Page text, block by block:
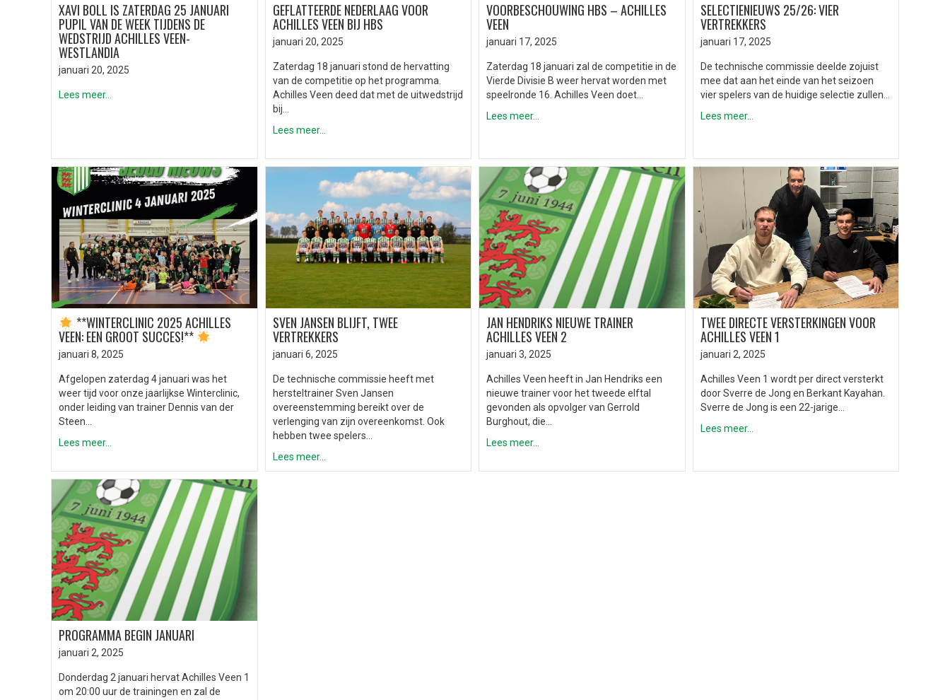
XAVI BOLL IS ZATERDAG 25 JANUARI
PUPIL VAN DE WEEK TIJDENS DE
WEDSTRIJD ACHILLES VEEN-
WESTLANDIA
januari 20, 2025
Lees meer...
GEFLATTEERDE NEDERLAAG VOOR
ACHILLES VEEN BIJ HBS
januari 20, 2025
Zaterdag 18 januari stond de hervatting
van de competitie op het programma.
Achilles Veen deed dat met de uitwedstrijd
bij…
Lees meer...
VOORBESCHOUWING HBS – ACHILLES
VEEN
januari 17, 2025
Zaterdag 18 januari zal de competitie in de
Vierde Divisie B weer hervat worden met
speelronde 16. Achilles Veen doet…
Lees meer...
SELECTIENIEUWS 25/26: VIER
VERTREKKERS
januari 17, 2025
De technische commissie deelde zojuist
mee dat aan het einde van het seizoen
vier spelers van de huidige selectie zullen…
Lees meer...
**WINTERCLINIC 2025 ACHILLES
VEEN: EEN GROOT SUCCES!**
januari 8, 2025
Afgelopen zaterdag 4 januari was het
weer tijd voor onze jaarlijkse Winterclinic,
onder leiding van trainer Dennis van der
Steen…
Lees meer...
SVEN JANSEN BLIJFT, TWEE
VERTREKKERS
januari 6, 2025
De technische commissie heeft met
hersteltrainer Sven Jansen
overeenstemming bereikt over de
verlenging van zijn overeenkomst. Ook
hebben twee spelers…
Lees meer...
JAN HENDRIKS NIEUWE TRAINER
ACHILLES VEEN 2
januari 3, 2025
Achilles Veen heeft in Jan Hendriks een
nieuwe trainer voor het tweede elftal
gevonden als opvolger van Gerrold
Burghout, die…
Lees meer...
TWEE DIRECTE VERSTERKINGEN VOOR
ACHILLES VEEN 1
januari 2, 2025
Achilles Veen 1 wordt per direct versterkt
door Sverre de Jong en Berkant Kayahan.
Sverre de Jong is een 22-jarige…
Lees meer...
PROGRAMMA BEGIN JANUARI
januari 2, 2025
Donderdag 2 januari hervat Achilles Veen 1
om 20:00 uur de trainingen en zal de